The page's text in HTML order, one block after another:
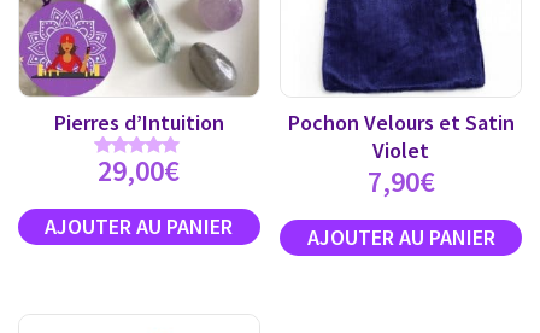
Pierres d’Intuition
Note
5.00
29,00€
Pochon Velours et Satin
Violet
7,90€